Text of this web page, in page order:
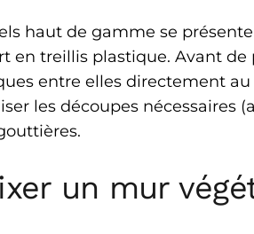
haut de gamme se
en treillis plastique. Avant
entre elles directement
les découpes
un mur